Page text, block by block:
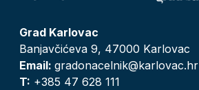
Grad Karlovac
Banjavčićeva 9, 47000 Karlovac
Email: gradonacelnik@karlovac.hr
T: +385 47 628 111